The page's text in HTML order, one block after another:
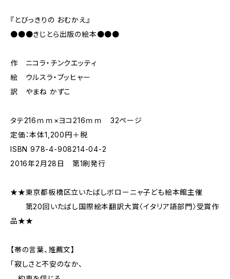
『とびっきりの おむかえ』
●●●きじとら出版の絵本●●●
作 ニコラ・チンクエッティ
絵 ウルスラ・ブッヒャー
訳 やまね かずこ
タテ216ｍｍ×ヨコ216ｍｍ 32ページ
定価：本体1,200円＋税
ISBN 978-4-908214-04-2
2016年2月28日 第1刷発行
★★東京都板橋区立いたばしボローニャ子ども絵本館主催
第20回いたばし国際絵本翻訳大賞〈イタリア語部門〉受賞作
品★★
【帯の言葉、推薦文】
「寂しさと不安のなか、